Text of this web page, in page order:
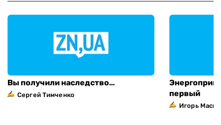
Вы получили наследство…
Сергей Тимченко
первый
Игорь